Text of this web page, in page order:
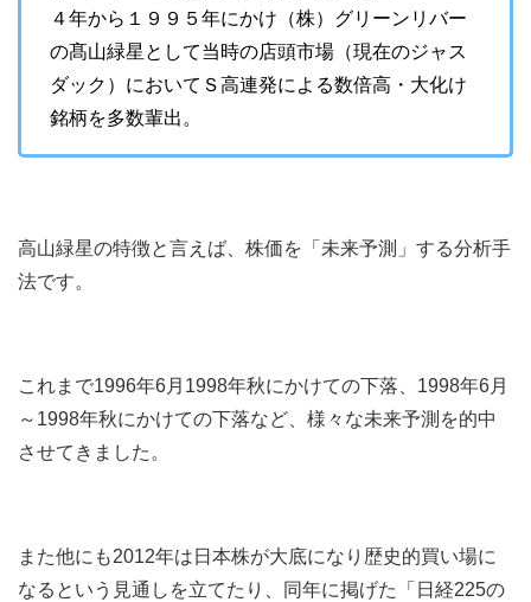
４年から１９９５年にかけ（株）グリーンリバー
の髙山緑星として当時の店頭市場（現在のジャス
ダック）においてＳ高連発による数倍高・大化け
銘柄を多数輩出。
高山緑星の特徴と言えば、株価を「未来予測」する分析手
法です。
これまで1996年6月1998年秋にかけての下落、1998年6月
～1998年秋にかけての下落など、様々な未来予測を的中
させてきました。
また他にも2012年は日本株が大底になり歴史的買い場に
なるという見通しを立てたり、同年に掲げた「日経225の